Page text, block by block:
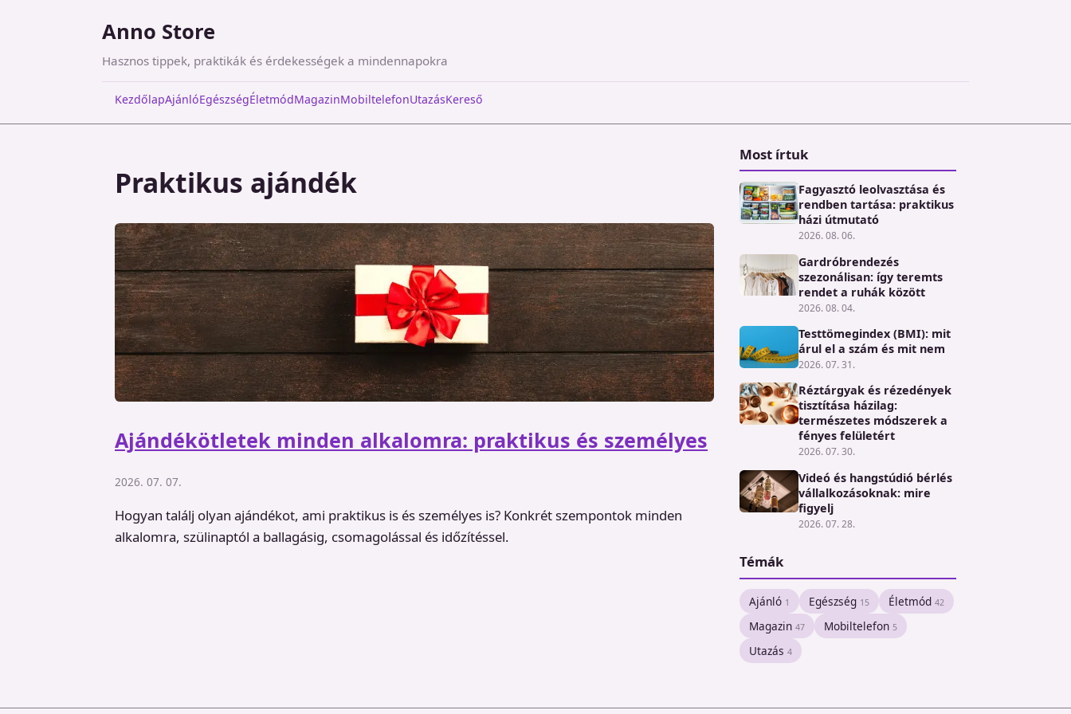
Anno Store
Hasznos tippek, praktikák és érdekességek a mindennapokra
KezdőlapAjánlóEgészségÉletmódMagazinMobiltelefonUtazásKereső
Praktikus ajándék
Ajándékötletek minden alkalomra: praktikus és személyes
2026. 07. 07.
Hogyan találj olyan ajándékot, ami praktikus is és személyes is? Konkrét szempontok minden
alkalomra, szülinaptól a ballagásig, csomagolással és időzítéssel.
Most írtuk
Fagyasztó leolvasztása és
rendben tartása: praktikus
házi útmutató
2026. 08. 06.
Gardróbrendezés
szezonálisan: így teremts
rendet a ruhák között
2026. 08. 04.
Testtömegindex (BMI): mit
árul el a szám és mit nem
2026. 07. 31.
Réztárgyak és rézedények
tisztítása házilag:
természetes módszerek a
fényes felületért
2026. 07. 30.
Videó és hangstúdió bérlés
vállalkozásoknak: mire
figyelj
2026. 07. 28.
Témák
Ajánló 1 Egészség 15 Életmód 42
Magazin 47 Mobiltelefon 5
Utazás 4